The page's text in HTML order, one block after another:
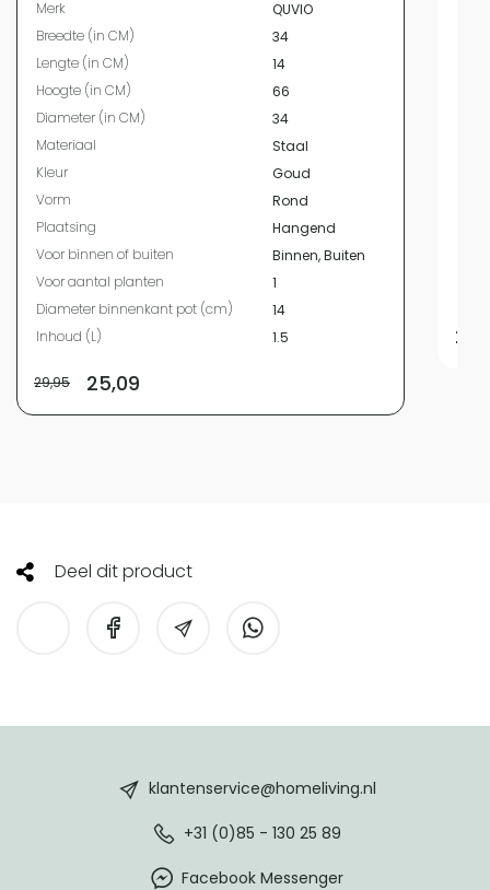
Merk
QUVIO
Breedte (in CM)
34
Lengte (in CM)
14
Hoogte (in CM)
66
Diameter (in CM)
34
Materiaal
Staal
Kleur
Goud
Vorm
Rond
Plaatsing
Hangend
Voor binnen of buiten
Binnen, Buiten
Voor aantal planten
1
Diameter binnenkant pot (cm)
14
Inhoud (L)
1.5
29,95 25,09
Deel dit product
klantenservice@homeliving.nl
+31 (0)85 - 130 25 89
Facebook Messenger